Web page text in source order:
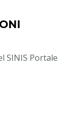
SINIS Portale